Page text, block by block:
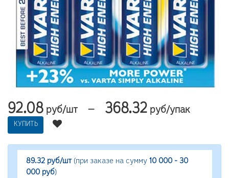
92.08 руб/шт — 368.32 руб/упак
КУПИТЬ
89.32 руб/шт(при заказе на сумму 10 000 - 30
000 руб)